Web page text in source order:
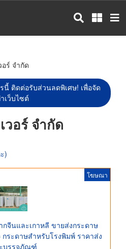
ร์ จำกัด
นี้ ติดต่อรับส่วนลดพิเศษ! เพื่อจัด
เว็บไซต์
วอร์ จำกัด
)
โฆษณา
กจีนและเกาหลี ขายส่งกระดาษ
กระดาษสำหรับโรงพิมพ์ ราคาส่ง
บรรจุภัณฑ์